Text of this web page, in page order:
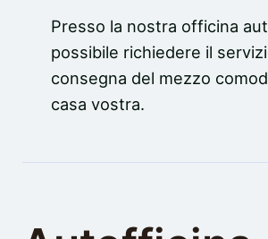
Presso la nostra officina
possibile richiedere il
consegna del mezzo
casa vostra.